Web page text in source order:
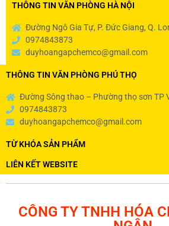
THÔNG TIN VĂN PHÒNG HÀ NỘI
Đường Ngô Gia Tự, P. Đức Giang, Q.
0974843873
duyhoangapchemco@gmail.com
THÔNG TIN VĂN PHÒNG PHÚ THỌ
Đường Sông thao – Phường thọ sơn TP
0974843873
duyhoangapchemco@gmail.com
TỪ KHÓA SẢN PHẨM
LIÊN KẾT WEBSITE
CÔNG TY TNHH HÓA